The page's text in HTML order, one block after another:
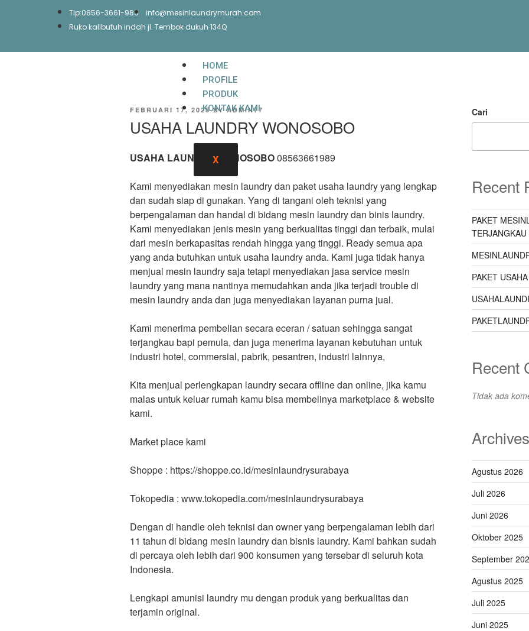
Tlp:0856-3661-989
info@mesinlaundrymurah.com
Ruko kalibutuh indah jl. Tembok dukuh 134Q
HOME
PROFILE
PRODUK
KONTAK KAMI
X
FEBRUARI 17, 2025BYADMIN77
USAHA LAUNDRY WONOSOBO
USAHA LAUNDRY WONOSOBO08563661989
Kami menyediakan mesin laundry dan paket usaha laundry yang lengkap
dan sudah siap di gunakan. Yang di tangani oleh teknisi yang
berpengalaman dan handal di bidang mesin laundry dan binis laundry.
Kami menyediakan jenis mesin yang berkualitas tinggi dan terbaik, mulai
dari mesin berkapasitas rendah hingga yang tinggi. Ready semua apa
yang anda butuhkan untuk usaha laundry anda. Kami juga tidak hanya
menjual mesin laundry saja tetapi menyediakan jasa service mesin
laundry yang mana nantinya memudahkan anda jika terjadi trouble di
mesin laundry anda dan juga menyediakan layanan purna jual.
Kami menerima pembelian secara eceran / satuan sehingga sangat
terjangkau bapi pemula, dan juga menerima layanan kebutuhan untuk
industri hotel, commersial, pabrik, pesantren, industri lainnya,
Kita menjual perlengkapan laundry secara offline dan online, jika kamu
malas untuk keluar rumah kamu bisa membelinya marketplace & website
kami.
Market place kami
Shoppe : https://shoppe.co.id/mesinlaundrysurabaya
Tokopedia : www.tokopedia.com/mesinlaundrysurabaya
Dengan di handle oleh teknisi dan owner yang berpengalaman lebih dari
11 tahun di bidang mesin laundry dan bisnis laundry. Kami bahkan sudah
di percaya oleh lebih dari 900 konsumen yang tersebar di seluruh kota
Indonesia.
Lengkapi amunisi laundry mu dengan produk yang berkualitas dan
terjamin original.
Cari
Recent
PAKET
TERJANGKAU
PAKET
Recent
Tidak ada
Archives
Agustus 2026
Juli 2026
Juni 2026
Oktober 2025
September
Agustus 2025
Juli 2025
Juni 2025